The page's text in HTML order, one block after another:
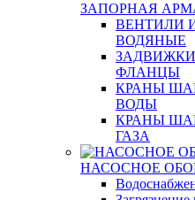
ЗАПОРНАЯ
ВЕНТИЛИ
ВОДЯНЫЕ
ФЛАНЦЫ
КРАНЫ
ВОДЫ
КРАНЫ
ГАЗА
НАСОСНОЕ